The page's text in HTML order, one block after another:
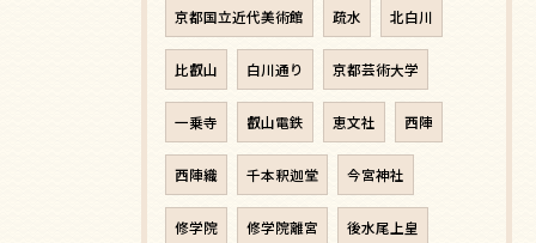
京都国立近代美術館 疏水 北白川
比叡山 白川通り 京都芸術大学
一乗寺 叡山電鉄 恵文社 西陣
西陣織 千本釈迦堂 今宮神社
修学院 修学院離宮 後水尾上皇